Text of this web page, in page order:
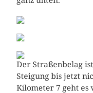
Der Straßenbelag
Steigung bis jetzt
Kilometer 7 geht es